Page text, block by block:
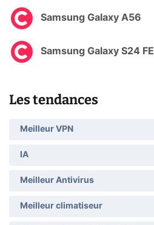
Samsung Galaxy A56
Samsung Galaxy S24 FE
Les tendances
Meilleur VPN
IA
Meilleur Antivirus
Meilleur climatiseur